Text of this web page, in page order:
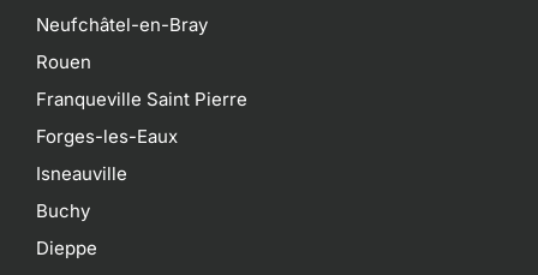
Neufchâtel-en-Bray
Rouen
Franqueville Saint Pierre
Forges-les-Eaux
Isneauville
Buchy
Dieppe